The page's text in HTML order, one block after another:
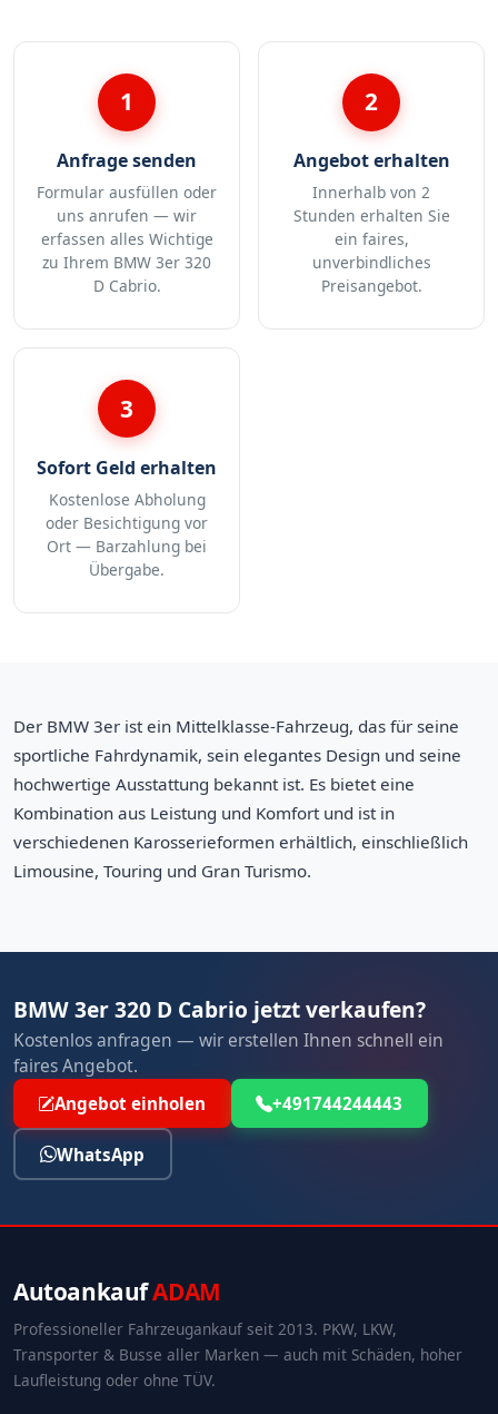
1
Anfrage senden
Formular ausfüllen oder
uns anrufen — wir
erfassen alles Wichtige
zu Ihrem BMW 3er 320
D Cabrio.
2
Angebot erhalten
Innerhalb von 2
Stunden erhalten Sie
ein faires,
unverbindliches
Preisangebot.
3
Sofort Geld erhalten
Kostenlose Abholung
oder Besichtigung vor
Ort — Barzahlung bei
Übergabe.
Der BMW 3er ist ein Mittelklasse-Fahrzeug, das für seine
sportliche Fahrdynamik, sein elegantes Design und seine
hochwertige Ausstattung bekannt ist. Es bietet eine
Kombination aus Leistung und Komfort und ist in
verschiedenen Karosserieformen erhältlich, einschließlich
Limousine, Touring und Gran Turismo.
BMW 3er 320 D Cabrio jetzt verkaufen?
Kostenlos anfragen — wir erstellen Ihnen schnell ein
faires Angebot.
Angebot einholen +491744244443
WhatsApp
AutoankaufADAM
Professioneller Fahrzeugankauf seit 2013. PKW, LKW,
Transporter & Busse aller Marken — auch mit Schäden, hoher
Laufleistung oder ohne TÜV.